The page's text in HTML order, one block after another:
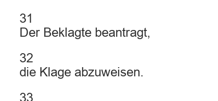
31
Der Beklagte beantragt,
32
die Klage abzuweisen.
33